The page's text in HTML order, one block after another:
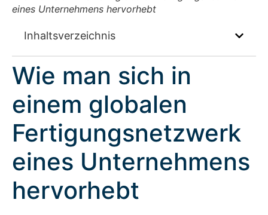
eines Unternehmens hervorhebt
Inhaltsverzeichnis
Wie man sich in
einem globalen
Fertigungsnetzwerk
eines Unternehmens
hervorhebt